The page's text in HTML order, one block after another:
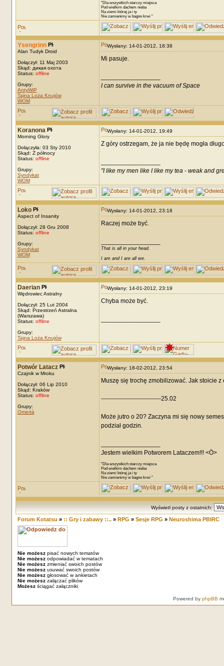
"Dla wszystkich starczy miejsca
Pod wielkim dachem nieba
Na ziemi której ja i ty
Nie zamienimy w bagno krwi "
Ysengrinn
Alan Tudyk Droid
Dołączył: 11 Maj 2003
Skąd: дикая охота
Status: offline
Grupy:
AntyWiP
Tajna Loża Knujów
WOM
Wysłany: 14-01-2012, 18:38
Mi pasuje.
I can survive in the vacuum of Space
Koranona
Morning Glory
Dołączyła: 03 Sty 2010
Skąd: Z północy
Status: offline
Grupy:
Syndykat
WOM
Wysłany: 14-01-2012, 19:49
Z góry ostrzegam, że ja nie będę mogła
"I like my men like I like my tea - weak and
Loko
Aspect of Insanity
Dołączył: 28 Gru 2008
Status: offline
Grupy:
Syndykat
WOM
Wysłany: 14-01-2012, 23:18
Raczej może być.
That is all in your head.
I am and I are all we.
Daerian
Wędrowiec Astralny
Dołączył: 25 Lut 2004
Skąd: Przestrzeń Astralna
(Warszawa)
Status: offline
Grupy:
Tajna Loża Knujów
Wysłany: 14-01-2012, 23:19
Chyba może być.
Potwór Latacz
Czajnik w Mroku
Dołączył: 06 Lip 2010
Skąd: Kraków
Status: offline
Grupy:
Omertà
Wysłany: 18-02-2012, 23:54
Muszę się trochę zmobilizować. Jak stoicie
------------------------------25.02
Może jutro o 20? Zaczyna mi się nowy
podział godzin.
Jestem wielkim Potworem Lataczem!!! <Ö>
"Dla wszystkich starczy miejsca
Pod wielkim dachem nieba
Na ziemi której ja i ty
Nie zamienimy w bagno krwi "
Wyświetl posty z ostatnich:
Forum Kotatsu » :: Gry i zabawy ::..» RPG » Sesje RPG » Neuroshima PBIRC
Nie możeszpisać nowych tematów
Nie możeszodpowiadać w tematach
Nie możeszzmieniać swoich postów
Nie możeszusuwać swoich postów
Nie możeszgłosować w ankietach
Nie możeszzałączać plików
Możeszściągać załączniki
Powered by phpBB